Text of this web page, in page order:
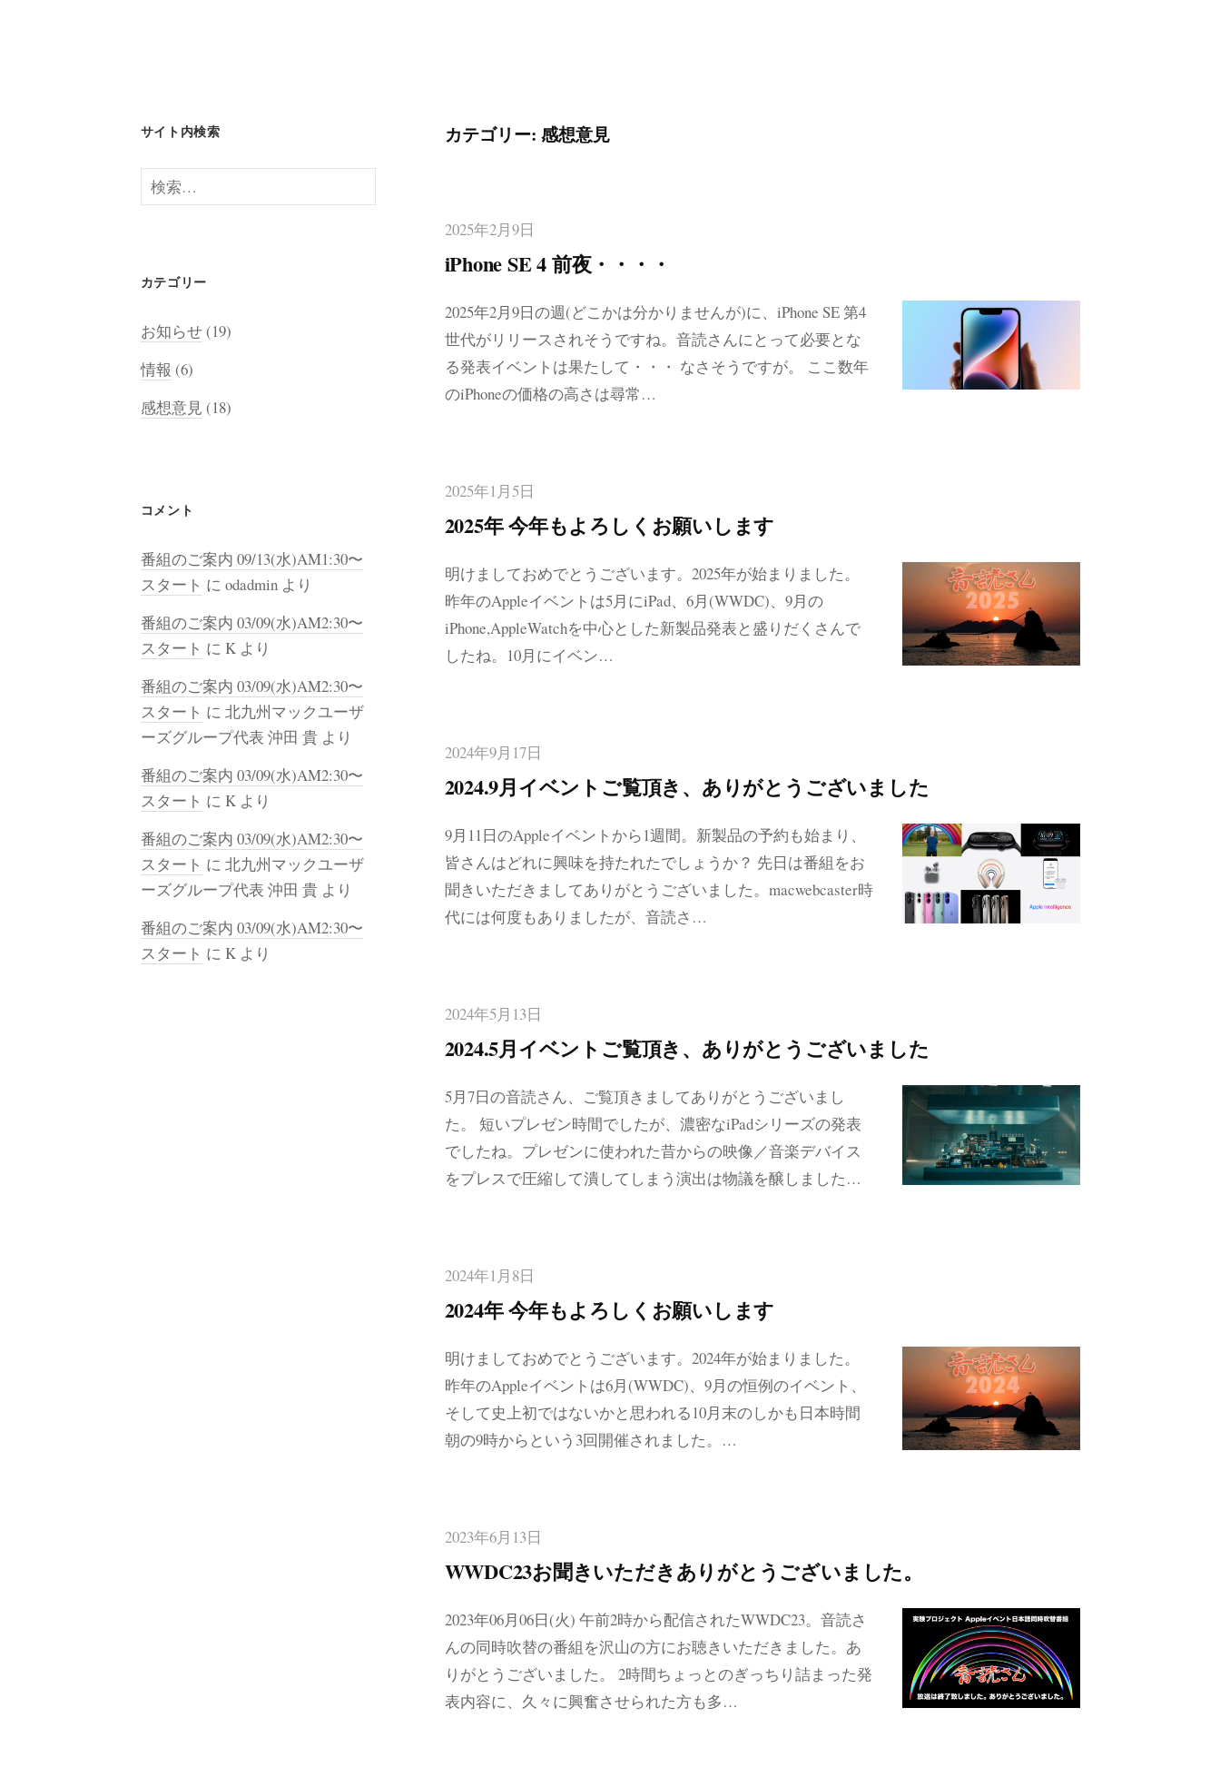
カテゴリー: 感想意見
2025年2月9日
iPhone SE 4 前夜・・・・
2025年2月9日の週(どこかは分かりませんが)に、iPhone SE 第4
世代がリリースされそうですね。音読さんにとって必要とな
る発表イベントは果たして・・・ なさそうですが。 ここ数年
のiPhoneの価格の高さは尋常…
2025年1月5日
2025年 今年もよろしくお願いします
明けましておめでとうございます。2025年が始まりました。
昨年のAppleイベントは5月にiPad、6月(WWDC)、9月の
iPhone,AppleWatchを中心とした新製品発表と盛りだくさんで
したね。10月にイベン…
2024年9月17日
2024.9月イベントご覧頂き、ありがとうございました
9月11日のAppleイベントから1週間。新製品の予約も始まり、
皆さんはどれに興味を持たれたでしょうか？ 先日は番組をお
聞きいただきましてありがとうございました。macwebcaster時
代には何度もありましたが、音読さ…
2024年5月13日
2024.5月イベントご覧頂き、ありがとうございました
5月7日の音読さん、ご覧頂きましてありがとうございまし
た。 短いプレゼン時間でしたが、濃密なiPadシリーズの発表
でしたね。プレゼンに使われた昔からの映像／音楽デバイス
をプレスで圧縮して潰してしまう演出は物議を醸しました…
2024年1月8日
2024年 今年もよろしくお願いします
明けましておめでとうございます。2024年が始まりました。
昨年のAppleイベントは6月(WWDC)、9月の恒例のイベント、
そして史上初ではないかと思われる10月末のしかも日本時間
朝の9時からという3回開催されました。…
2023年6月13日
WWDC23お聞きいただきありがとうございました。
2023年06月06日(火) 午前2時から配信されたWWDC23。音読さ
んの同時吹替の番組を沢山の方にお聴きいただきました。あ
りがとうございました。 2時間ちょっとのぎっちり詰まった発
表内容に、久々に興奮させられた方も多…
サイト内検索
検
索:
カテゴリー
お知らせ(19)
情報 (6)
感想意見 (18)
コメント
番組のご案内 09/13(水)AM1:30〜
スタート に odadminより
番組のご案内 03/09(水)AM2:30〜
スタート に Kより
番組のご案内 03/09(水)AM2:30〜
スタート に 北九州マックユーザ
ーズグループ代表 沖田 貴より
番組のご案内 03/09(水)AM2:30〜
スタート に Kより
番組のご案内 03/09(水)AM2:30〜
スタート に 北九州マックユーザ
ーズグループ代表 沖田 貴より
番組のご案内 03/09(水)AM2:30〜
スタート に Kより